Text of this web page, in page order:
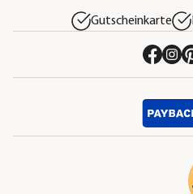
Gutscheinkarte